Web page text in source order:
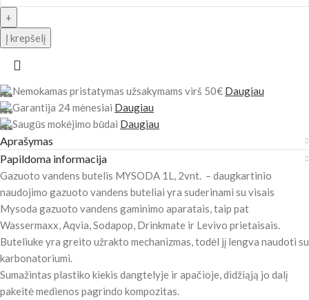
Į krepšelį
Nemokamas pristatymas užsakymams virš 50€ Daugiau
Garantija 24 mėnesiai Daugiau
Saugūs mokėjimo būdai Daugiau
Aprašymas
Papildoma informacija
Gazuoto vandens butelis MYSODA 1L, 2vnt. – daugkartinio
naudojimo gazuoto vandens buteliai yra suderinami su visais
Mysoda gazuoto vandens gaminimo aparatais, taip pat
Wassermaxx, Aqvia, Sodapop, Drinkmate ir Levivo prietaisais.
Buteliuke yra greito užrakto mechanizmas, todėl jį lengva naudoti su
karbonatoriumi.
Sumažintas plastiko kiekis dangtelyje ir apačioje, didžiąją jo dalį
pakeitė medienos pagrindo kompozitas.